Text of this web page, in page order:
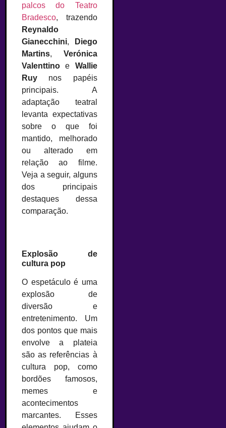
palcos do Teatro
Bradesco, trazendo
Reynaldo
Gianecchini,
Diego
Martins, Verónica
Valenttino e Wallie
Ruy nos papéis
principais. A
adaptação teatral
levanta expectativas
sobre o que foi
mantido, melhorado
ou alterado em
relação ao filme.
Veja a seguir, alguns
dos principais
destaques dessa
comparação.
Explosão de
cultura pop
O espetáculo é uma
explosão de
diversão e
entretenimento. Um
dos pontos que mais
envolve a plateia
são as referências à
cultura pop, como
bordões famosos,
memes e
acontecimentos
marcantes. Esses